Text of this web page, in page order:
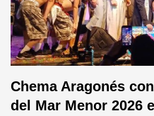
Chema Aragonés
del Mar Menor 2026